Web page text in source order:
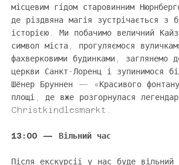
місцевим гідом старовинним
де різдвяна магія зустрічається з
історією. Ми побачимо величний
символ міста, прогуляємося
фахверковими будинками, заглянемо
церкви Санкт-Лоренц і зупинимося
Шёнер Бруннен — «Красивого
площі, де вже розгорнулася
Christkindlesmarkt.
13:00 — Вільний час
Після екскурсії у нас буде